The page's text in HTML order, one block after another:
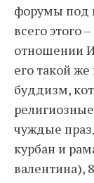
форумы под
всего этого
отношении
его такой
буддизм,
чуждые
курбан и
валентина),